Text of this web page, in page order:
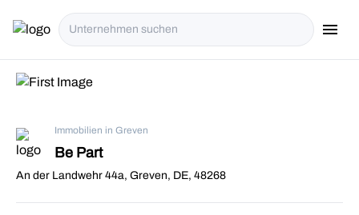
menu
Immobilien in Greven
Be Part
An der Landwehr 44a, Greven, DE, 48268